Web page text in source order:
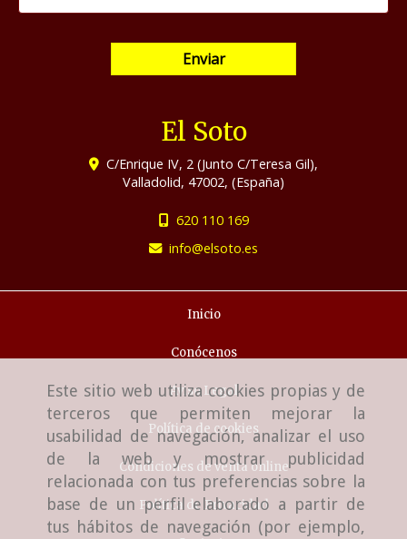
Este sitio web utiliza cookies propias y de
terceros que permiten mejorar la
usabilidad de navegación, analizar el uso
de la web y mostrar publicidad
relacionada con tus preferencias sobre la
base de un perfil elaborado a partir de
tus hábitos de navegación (por ejemplo,
Enviar
El Soto
C/Enrique IV, 2 (Junto C/Teresa Gil),
Valladolid, 47002, (España)
620 110 169
info
elsoto.es
Inicio
Conócenos
Aviso Legal
Política de cookies
Condiciones de venta online
Política de Privacidad